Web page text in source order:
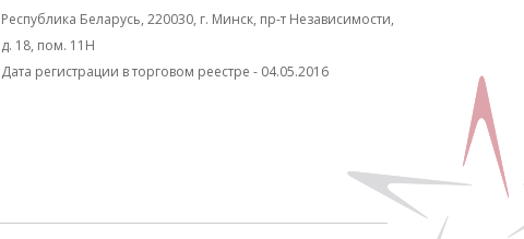
Республика Беларусь, 220030, г. Минск, пр-т Независимости,
д. 18, пом. 11Н
Дата регистрации в торговом реестре - 04.05.2016